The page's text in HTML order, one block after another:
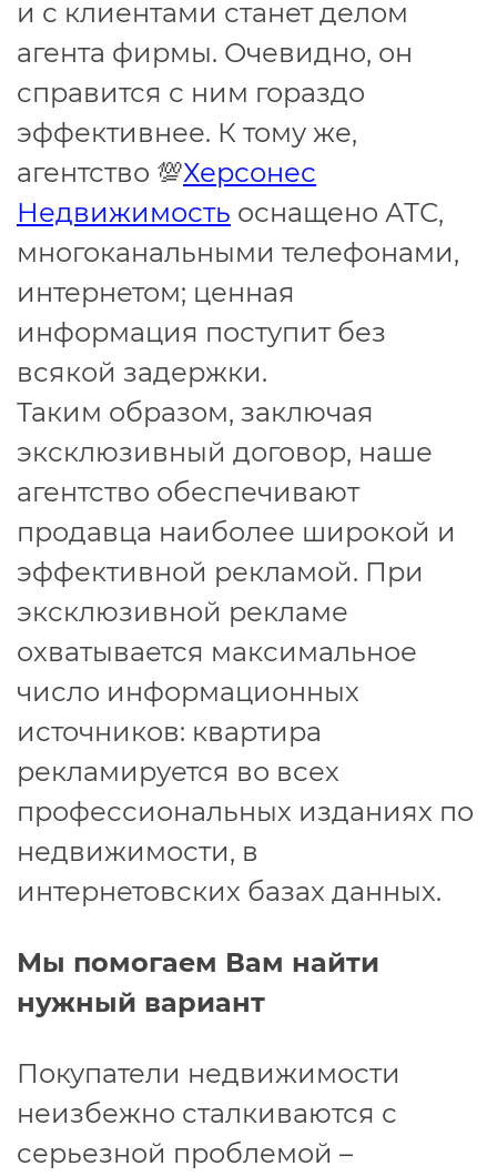
и с клиентами станет делом
агента фирмы. Очевидно, он
справится с ним гораздо
эффективнее. К тому же,
агентство 💯Херсонес
Недвижимость оснащено АТС,
многоканальными телефонами,
интернетом; ценная
информация поступит без
всякой задержки.
Таким образом, заключая
эксклюзивный договор, наше
агентство обеспечивают
продавца наиболее широкой и
эффективной рекламой. При
эксклюзивной рекламе
охватывается максимальное
число информационных
источников: квартира
рекламируется во всех
профессиональных изданиях по
недвижимости, в
интернетовских базах данных.
Мы помогаем Вам найти
нужный вариант
Покупатели недвижимости
неизбежно сталкиваются с
серьезной проблемой –